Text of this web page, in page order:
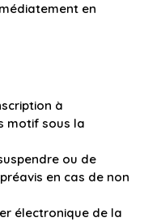
en
à
motif sous la
ou de
en cas de non
électronique de la